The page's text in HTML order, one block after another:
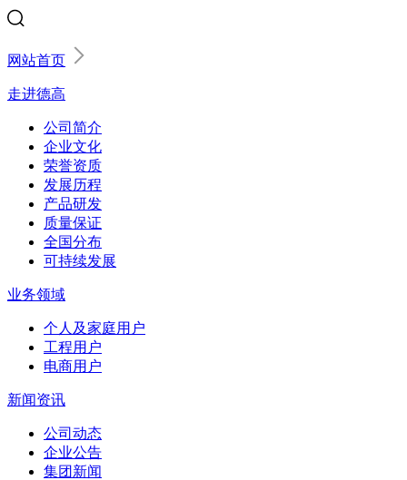
网站首页
走进德高
公司简介
企业文化
荣誉资质
发展历程
产品研发
质量保证
全国分布
可持续发展
业务领域
个人及家庭用户
工程用户
电商用户
新闻资讯
公司动态
企业公告
集团新闻